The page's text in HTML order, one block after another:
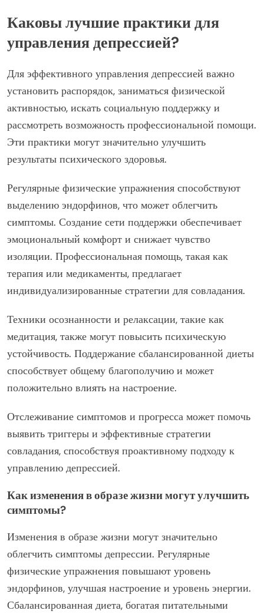
Каковы лучшие практики для
управления депрессией?
Для эффективного управления депрессией важно
установить распорядок, заниматься физической
активностью, искать социальную поддержку и
рассмотреть возможность профессиональной помощи.
Эти практики могут значительно улучшить
результаты психического здоровья.
Регулярные физические упражнения способствуют
выделению эндорфинов, что может облегчить
симптомы. Создание сети поддержки обеспечивает
эмоциональный комфорт и снижает чувство
изоляции. Профессиональная помощь, такая как
терапия или медикаменты, предлагает
индивидуализированные стратегии для совладания.
Техники осознанности и релаксации, такие как
медитация, также могут повысить психическую
устойчивость. Поддержание сбалансированной диеты
способствует общему благополучию и может
положительно влиять на настроение.
Отслеживание симптомов и прогресса может помочь
выявить триггеры и эффективные стратегии
совладания, способствуя проактивному подходу к
управлению депрессией.
Как изменения в образе жизни могут улучшить
симптомы?
Изменения в образе жизни могут значительно
облегчить симптомы депрессии. Регулярные
физические упражнения повышают уровень
эндорфинов, улучшая настроение и уровень энергии.
Сбалансированная диета, богатая питательными